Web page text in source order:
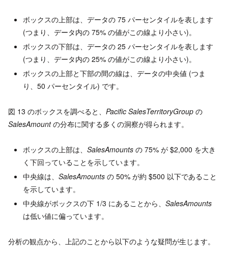
ボックスの上部は、データの 75 パーセンタイルを表します
(つまり、データ内の 75% の値がこの線より小さい)。
ボックスの下部は、データの 25 パーセンタイルを表します
(つまり、データ内の 25% の値がこの線より小さい)。
ボックスの上部と下部の間の線は、データの中央値 (つま
り、50 パーセンタイル) です。
図 13 のボックスを調べると、 Pacific SalesTerritoryGroup の
SalesAmountの分布に関する多くの洞察が得られます。
ボックスの上部は、 SalesAmountsの 75% が $2,000 を大き
く下回っていることを示しています。
中央線は、 SalesAmountsの 50% が約 $500 以下であること
を示しています。
中央線がボックスの下 1/3 にあることから、 SalesAmounts
は低い値に偏っています。
分析の観点から、上記のことから以下のような疑問が生じます。